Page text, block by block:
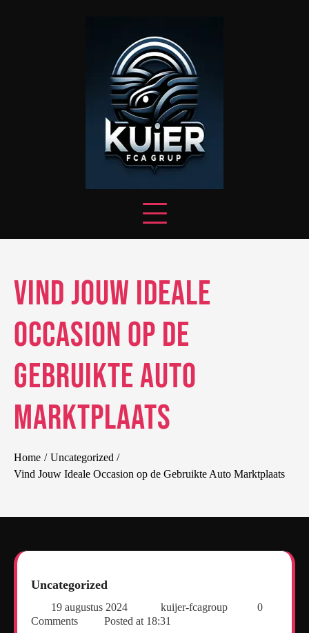
Vind Jouw Ideale
Occasion op de
Gebruikte Auto
Marktplaats
Home
Uncategorized
Vind Jouw Ideale Occasion op de Gebruikte Auto Marktplaats
Uncategorized
19 augustus 2024 kuijer-fcagroup
0
Comments
Posted at 18:31